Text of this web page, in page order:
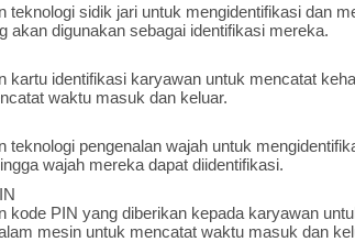
teknologi sidik jari untuk mengidentifikasi dan
akan digunakan sebagai identifikasi mereka.
kartu identifikasi karyawan untuk mencatat
waktu masuk dan keluar.
teknologi pengenalan wajah untuk
wajah mereka dapat diidentifikasi.
kode PIN yang diberikan kepada karyawan
mesin untuk mencatat waktu masuk dan